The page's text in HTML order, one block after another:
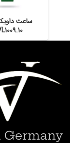
ساعت
Germany